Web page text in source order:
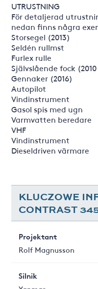
UTRUSTNING
För detaljerad
nedan finns några
Storsegel (2013)
Seldén rullmst
Furlex rulle
Självslående fock (2010
Gennaker (2016)
Autopilot
Vindinstrument
Gasol spis med ugn
Varmvatten beredare
VHF
Vindinstrument
Dieseldriven värmare
KLUCZOWE
CONTRAST
Projektant
Rolf Magnusson
Silnik